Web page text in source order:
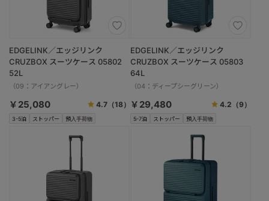
3-5泊 ストッパー 預入手荷物
EDGELINK／エッジリンク
CRUZBOX スーツケース 05802
52L
（09：アイアングレー）
￥25,080 4.7（18）
5-7泊 ストッパー 預入手荷物
EDGELINK／エッジリンク
CRUZBOX スーツケース 05803
64L
（04：ディープシーグリーン）
￥29,480 4.2 （9）